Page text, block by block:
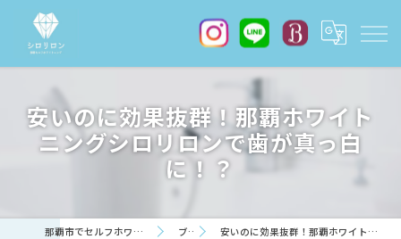
安いのに効果抜群！那覇ホワイト
ニングシロリロンで歯が真っ白
に！？
那覇市でセルフホワイトニングならシロリロン ブログ 安いのに効果抜群！那覇ホワイトニングシロリロンで歯が真っ白に！？